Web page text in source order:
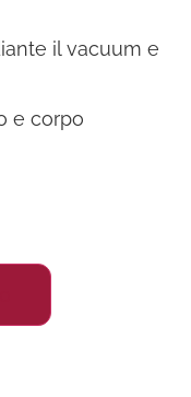
il vacuum e
e corpo